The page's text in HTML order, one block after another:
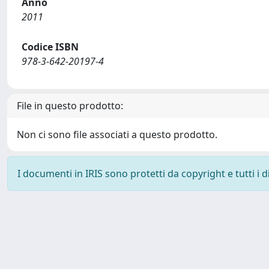
2011
Codice ISBN
978-3-642-20197-4
File in questo prodotto:
Non ci sono file associati a questo prodotto.
I documenti in IRIS sono protetti da copyright e tutti i